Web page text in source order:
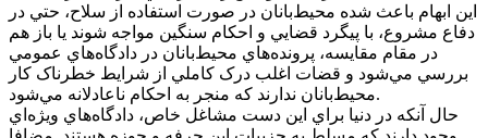
اين ابهام باعث شده محيط‌بانان در صورت استفاده از سلاح، حتي در
دفاع مشروع، با پيگرد قضايي و احکام سنگين مواجه شوند يا باز هم
در مقام مقايسه، پرونده‌هاي محيط‌بانان در دادگاه‌هاي عمومي
بررسي مي‌شود و قضات اغلب درک کاملي از شرايط خطرناک کار
محيط‌بانان ندارند که منجر به احکام ناعادلانه مي‌شود.
حال آنکه در دنيا براي اين دست مشاغل خاص، دادگاه‌هاي ويژه‌اي